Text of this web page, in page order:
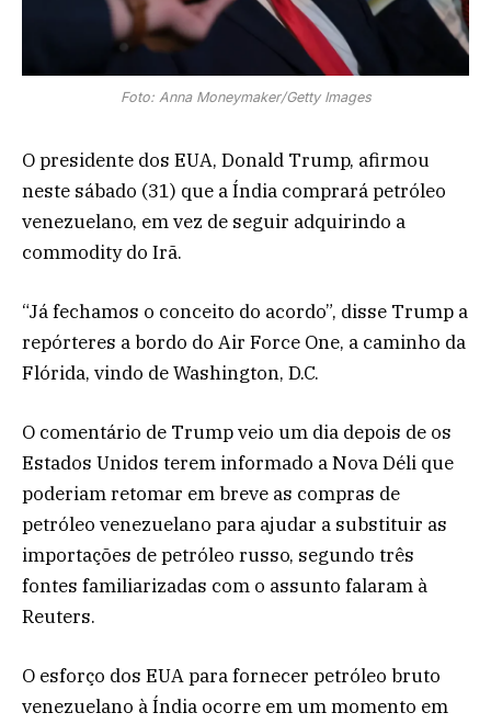
Foto: Anna Moneymaker/Getty Images
O presidente dos EUA, Donald Trump, afirmou
neste sábado (31) que a Índia comprará petróleo
venezuelano, em vez de seguir adquirindo a
commodity do Irã.
“Já fechamos o conceito do acordo”, disse Trump a
repórteres a bordo do Air Force One, a caminho da
Flórida, vindo de Washington, D.C.
O comentário de Trump veio um dia depois de os
Estados Unidos terem informado a Nova Déli que
poderiam retomar em breve as compras de
petróleo venezuelano para ajudar a substituir as
importações de petróleo russo, segundo três
fontes familiarizadas com o assunto falaram à
Reuters.
O esforço dos EUA para fornecer petróleo bruto
venezuelano à Índia ocorre em um momento em